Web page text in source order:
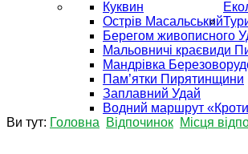
Куквин
Острів Масальський
Берегом живописного
Мальовничі краєвиди
Мандрівка
Пам’ятки Пирятинщини
Заплавний Удай
Водний маршрут
Ви тут: Головна Відпочинок Місця